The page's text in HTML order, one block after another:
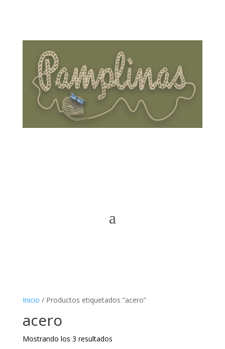
Inicio / Productos etiquetados “acero”
acero
Mostrando los 3 resultados